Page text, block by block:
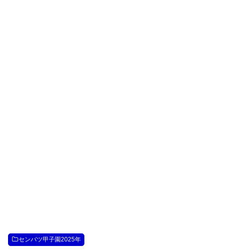
センバツ甲子園2025年